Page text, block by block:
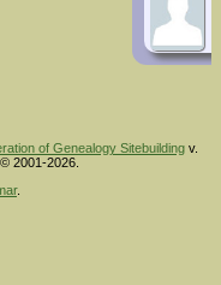
of Genealogy Sitebuildingv.
2001-2026.
.